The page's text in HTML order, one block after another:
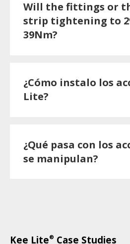
Will the fittings or
strip tightening to
39Nm?
¿Cómo instalo los
Lite?
¿Qué pasa con los
se manipulan?
Kee Lite® Case Studies